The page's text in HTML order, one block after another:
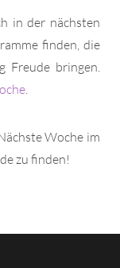
in der nächsten
finden, die
Freude bringen.
Woche im
zu finden!